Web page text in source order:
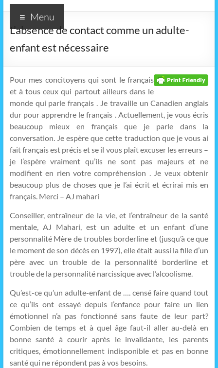
Menu
L’absence de contact comme un adulte-
enfant est nécessaire
Pour mes concitoyens qui sont le français
et à tous ceux qui partout ailleurs dans le
monde qui parle français . Je travaille un Canadien anglais
dur pour apprendre le français . Actuellement, je vous écris
beaucoup mieux en français que je parle dans la
conversation. Je espère que cette traduction que je vous ai
fait français est précis et se il vous plaît excuser les erreurs –
je l’espère vraiment qu’ils ne sont pas majeurs et ne
modifient en rien votre compréhension . Je veux obtenir
beaucoup plus de choses que je l’ai écrit et écrirai mis en
français. Merci – AJ mahari
Conseiller, entraîneur de la vie, et l’entraîneur de la santé
mentale, AJ Mahari, est un adulte et un enfant d’une
personnalité Mère de troubles borderline et (jusqu’à ce que
le moment de son décès en 1997), elle était aussi la fille d’un
père avec un trouble de la personnalité borderline et
trouble de la personnalité narcissique avec l’alcoolisme.
Qu’est-ce qu’un adulte-enfant de …. censé faire quand tout
ce qu’ils ont essayé depuis l’enfance pour faire un lien
émotionnel n’a pas fonctionné sans faute de leur part?
Combien de temps et à quel âge faut-il aller au-delà en
bonne santé à courir après le invalidante, les parents
critiques, émotionnellement indisponible et pas en bonne
santé qui ne répondent pas à vos besoins.